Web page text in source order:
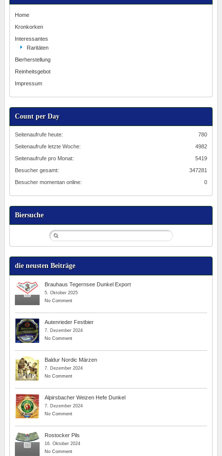
Home
Kronkorken
Interessantes
Raritäten
Bierherstellung
Reinheitsgebot
Impressum
Count per Day
780
Seitenaufrufe heute:
4982
Seitenaufrufe letzte Woche:
5419
Seitenaufrufe pro Monat:
347281
Besucher gesamt:
0
Besucher momentan online:
Biersuche
die neusten Beiträge
Brauhaus Tegernsee Dunkel Export
5. Oktober 2025
No Comment
Autenrieder Festbier
7. Dezember 2024
No Comment
Baldur Nordic Märzen
7. Dezember 2024
No Comment
Alpirsbacher Weizen Hefe Dunkel
7. Dezember 2024
No Comment
Rostocker Pils
16. Oktober 2024
No Comment